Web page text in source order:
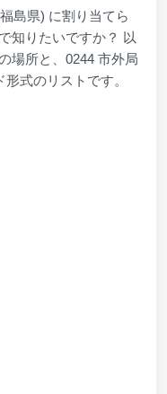
島県) に割り当てら
知りたいですか？ 以
場所と、0244 市外局
式のリストです。